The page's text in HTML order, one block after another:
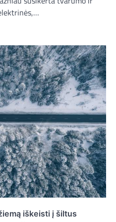
iškeisti į šiltus